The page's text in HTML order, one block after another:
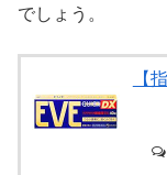
でしょう。
【